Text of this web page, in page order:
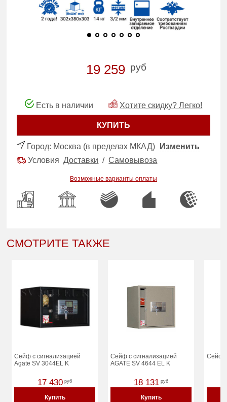
19 259 руб
Есть в наличии Хотите скидку? Легко!
КУПИТЬ
Город: Москва (в пределах МКАД)
Изменить
УсловияДоставки /Самовывоза
Возможные варианты оплаты
СМОТРИТЕ ТАКЖЕ
Сейф с сигнализацией
Agate SV 3044EL K
17 430 руб
Купить
Сейф с сигнализацией
AGATE SV 4644 EL K
18 131 руб
Купить
Сейф